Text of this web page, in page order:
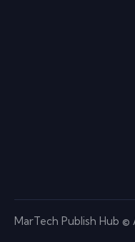
MarTech Publish Hub